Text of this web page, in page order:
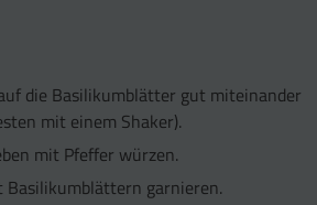
die Basilikumblätter gut miteinander
mit einem Shaker).
mit Pfeffer würzen.
Basilikumblättern garnieren.